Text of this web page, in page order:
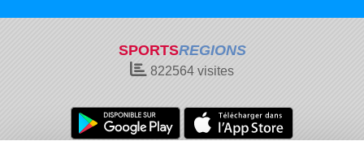
SPORTSREGIONS
822564 visites